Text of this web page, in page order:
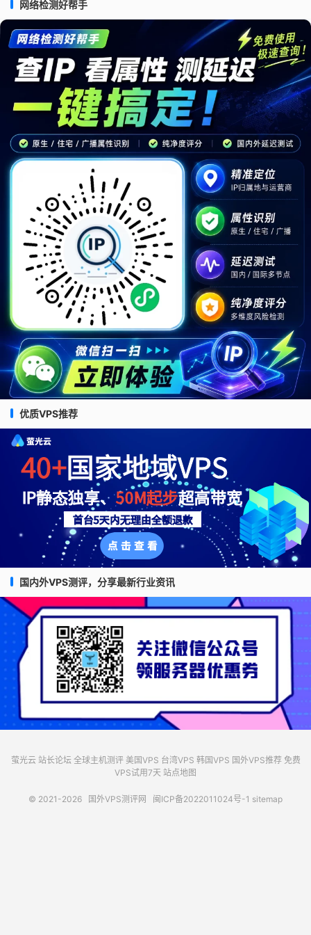
网络检测好帮手
优质VPS推荐
国内外VPS测评，分享最新行业资讯
萤光云 站长论坛 全球主机测评 美国VPS 台湾VPS 韩国VPS 国外VPS推荐 免费
VPS试用7天 站点地图
© 2021-2026 国外VPS测评网 闽ICP备2022011024号-1 sitemap